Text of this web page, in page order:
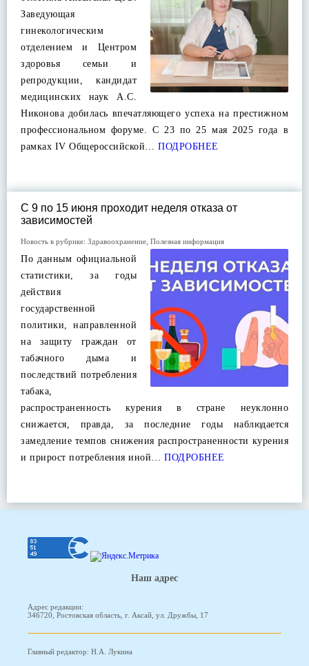
Заведующая
гинекологическим
отделением и Центром
здоровья семьи и
репродукции, кандидат
медицинских наук А.С.
Никонова добилась впечатляющего успеха на престижном
профессиональном форуме. С 23 по 25 мая 2025 года в
рамках IV Общероссийской… ПОДРОБНЕЕ
С 9 по 15 июня проходит неделя отказа от
зависимостей
Новость в рубрике: Здравоохранение Полезная информация
По данным официальной
статистики, за годы
действия
государственной
политики, направленной
на защиту граждан от
табачного дыма и
последствий потребления
табака,
распространенность курения в стране неуклонно
снижается, правда, за последние годы наблюдается
замедление темпов снижения распространенности курения
и прирост потребления иной… ПОДРОБНЕЕ
Наш адрес
Адрес редакции:
346720, Ростовская область, г. Аксай, ул. Дружбы, 17
Главный редактор: Н.А. Лукина